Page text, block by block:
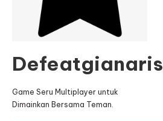
Defeatgianaris
Game Seru Multiplayer untuk
Dimainkan Bersama Teman.